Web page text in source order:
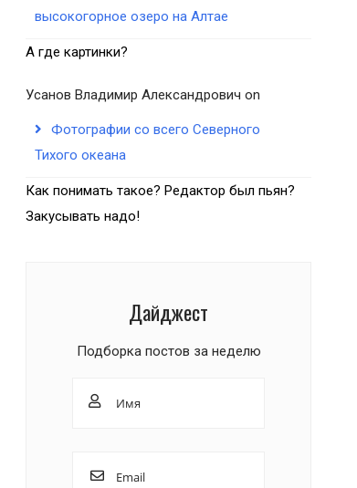
высокогорное озеро на Алтае
А где картинки?
Усанов Владимир Александрович on
Фотографии со всего Северного
Тихого океана
Как понимать такое? Редактор был пьян?
Закусывать надо!
Дайджест
Подборка постов за неделю